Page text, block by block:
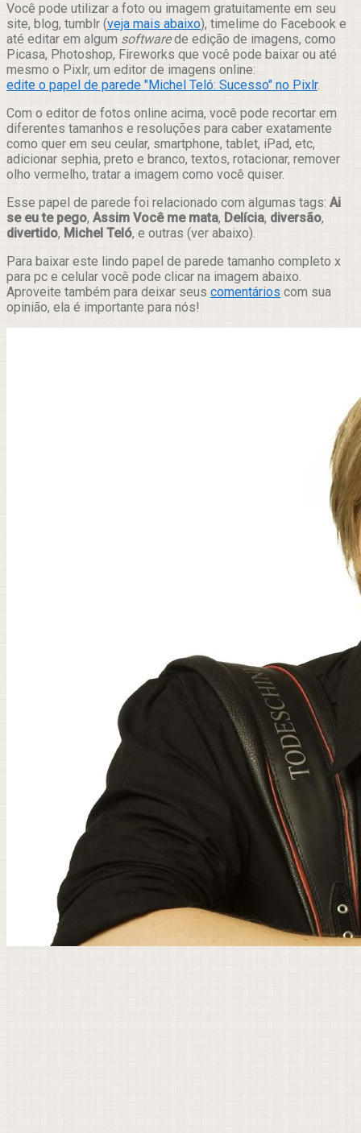
Você pode utilizar a foto ou imagem gratuitamente em seu
site, blog, tumblr (veja mais abaixo), timelime do Facebook e
até editar em algum softwarede edição de imagens, como
Picasa, Photoshop, Fireworks que você pode baixar ou até
mesmo o Pixlr, um editor de imagens online:
edite o papel de parede "Michel Teló: Sucesso" no Pixlr.
Com o editor de fotos online acima, você pode recortar em
diferentes tamanhos e resoluções para caber exatamente
como quer em seu ceular, smartphone, tablet, iPad, etc,
adicionar sephia, preto e branco, textos, rotacionar, remover
olho vermelho, tratar a imagem como você quiser.
Esse papel de parede foi relacionado com algumas tags: Ai
se eu te pego, Assim Você me mata, Delícia, diversão,
divertido, Michel Teló, e outras (ver abaixo).
Para baixar este lindo papel de parede tamanho completo x
para pc e celular você pode clicar na imagem abaixo.
Aproveite também para deixar seus comentários com sua
opinião, ela é importante para nós!